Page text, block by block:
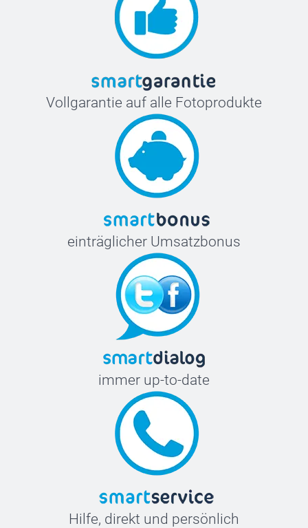
Vollgarantie auf alle Fotoprodukte
einträglicher Umsatzbonus
immer up-to-date
Hilfe, direkt und persönlich